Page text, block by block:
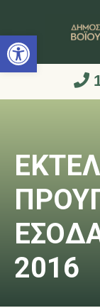
Ανοίξτε
2016